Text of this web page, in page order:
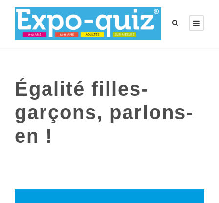
Égalité filles-
garçons, parlons-
en !